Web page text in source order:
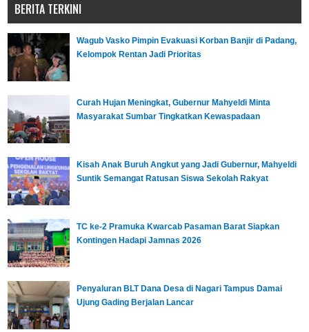
BERITA TERKINI
Wagub Vasko Pimpin Evakuasi Korban Banjir di Padang,
Kelompok Rentan Jadi Prioritas
Curah Hujan Meningkat, Gubernur Mahyeldi Minta
Masyarakat Sumbar Tingkatkan Kewaspadaan
Kisah Anak Buruh Angkut yang Jadi Gubernur, Mahyeldi
Suntik Semangat Ratusan Siswa Sekolah Rakyat
TC ke-2 Pramuka Kwarcab Pasaman Barat Siapkan
Kontingen Hadapi Jamnas 2026
Penyaluran BLT Dana Desa di Nagari Tampus Damai
Ujung Gading Berjalan Lancar